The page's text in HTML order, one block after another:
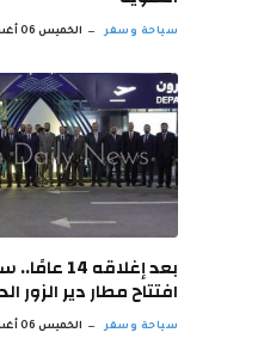
سياحة وسفر الخميس 06 أغسطس 10:46 م
بعد إغلاقه
افتتاح مطار دير الزور
سياحة وسفر الخميس 06 أغسطس 7:43 م